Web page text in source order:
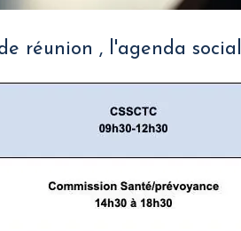
réunion , l'agenda social